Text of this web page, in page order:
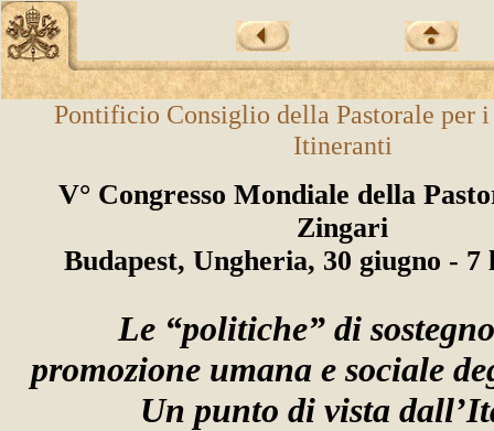
Pontificio Consiglio della Pastorale per
Itineranti
V° Congresso Mondiale della
Zingari
Budapest, Ungheria, 30 giugno - 7
Le “politiche” di
promozione umana e sociale
Un punto di vista